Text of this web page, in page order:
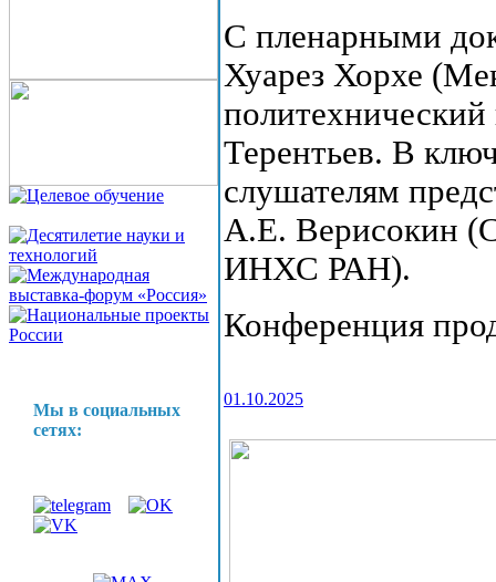
Мы в социальных
сетях:
С пленарными
Хуарез Хорхе
Терентьев. В
слушателям
А.Е. Верисокин
ИНХС РАН).
Конференция
01.10.2025